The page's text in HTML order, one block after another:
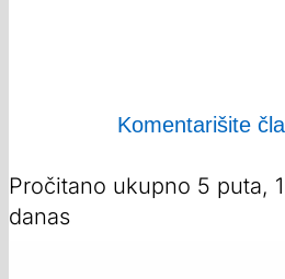
Komentarišite
Pročitano ukupno 5 puta,
danas